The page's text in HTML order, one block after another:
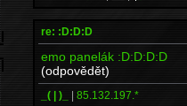
re: :D:D:D
emo panelák :D:D:D:D
(odpovědět)
_( | )_ | 85.132.197.*